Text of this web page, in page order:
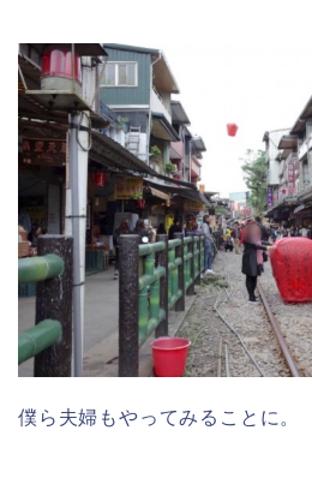
僕ら夫婦もやってみることに。